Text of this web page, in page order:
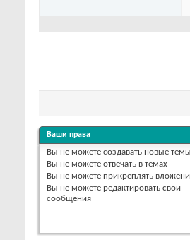
Ваши права
Вы не можете создавать новые темы
Вы не можете отвечать в темах
Вы не можете прикреплять
Вы не можете редактировать свои
сообщения